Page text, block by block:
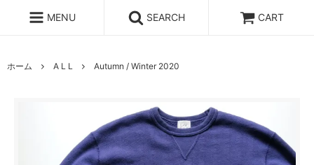
MENU SEARCH CART
ホーム A L L Autumn / Winter 2020